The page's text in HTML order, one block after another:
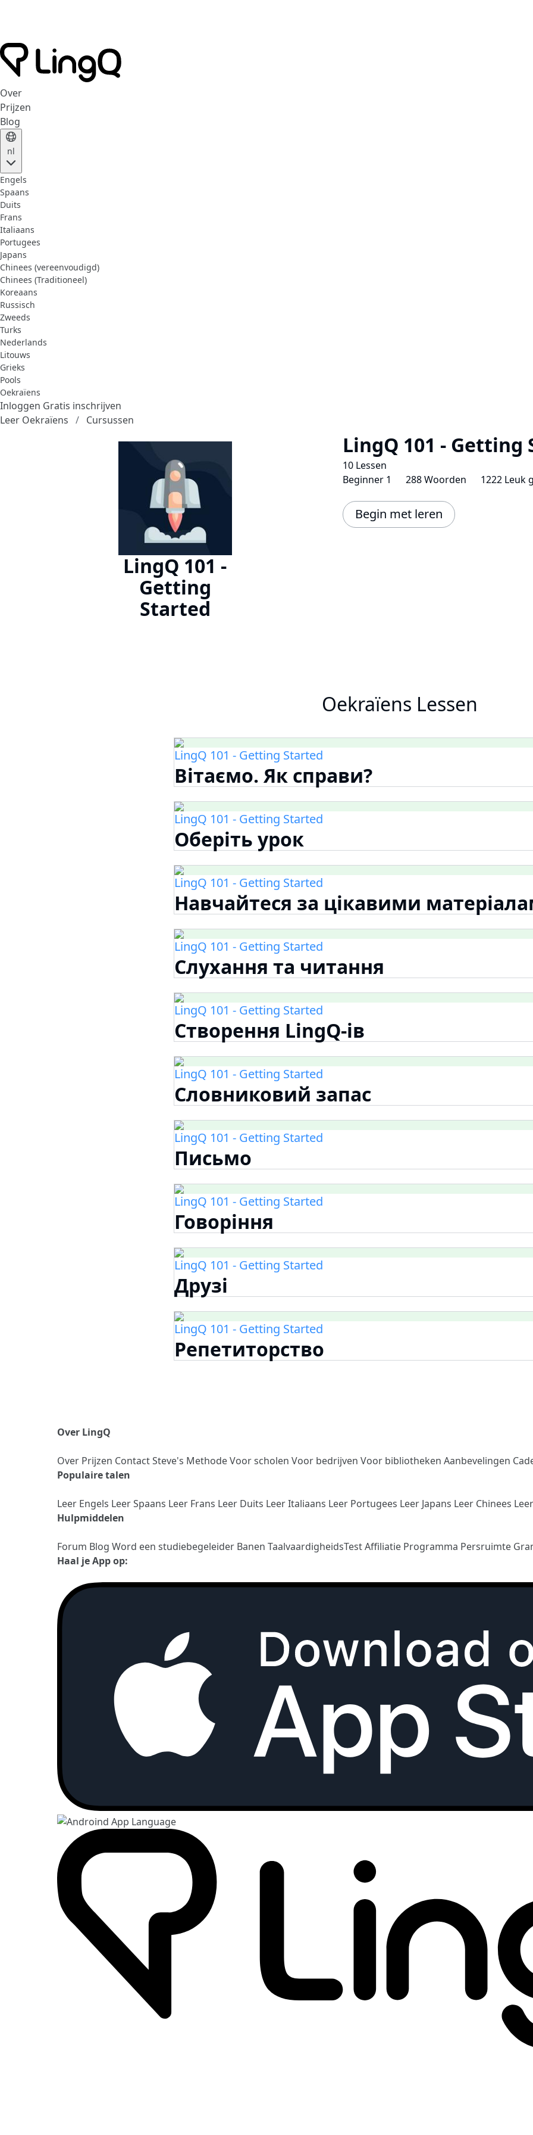
Over
Prijzen
Blog
nl
Engels
Spaans
Duits
Frans
Italiaans
Portugees
Japans
Chinees (vereenvoudigd)
Chinees (Traditioneel)
Koreaans
Russisch
Zweeds
Turks
Nederlands
Litouws
Grieks
Pools
Oekraïens
Inloggen Gratis inschrijven
Leer Oekraïens
Cursussen
LingQ 101 -
Getting
Started
LingQ 101 - Getting
10 Lessen
Beginner 1
288 Woorden 1222 Leuk
Begin met leren
Oekraïens Lessen
LingQ 101 - Getting Started
Вітаємо. Як справи?
LingQ 101 - Getting Started
Оберіть урок
LingQ 101 - Getting Started
Навчайтеся за цікавими
LingQ 101 - Getting Started
Слухання та читання
LingQ 101 - Getting Started
Створення LingQ-ів
LingQ 101 - Getting Started
Словниковий запас
LingQ 101 - Getting Started
Письмо
LingQ 101 - Getting Started
Говоріння
LingQ 101 - Getting Started
Друзі
LingQ 101 - Getting Started
Репетиторство
Over LingQ
Over Prijzen ContactSteve's MethodeVoor scholen Voor bedrijven Voor bibliotheken Aanbevelingen
Populaire talen
Leer Engels Leer Spaans Leer Frans Leer Duits Leer Italiaans Leer Portugees Leer Japans Leer Chinees
Hulpmiddelen
Forum Blog Word een studiebegeleider Banen TaalvaardigheidsTestAffiliatie Programma Persruimte
Haal je App op: